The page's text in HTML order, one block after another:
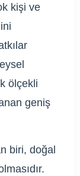
kişi ve
ölçekli
geniş
biri, doğal